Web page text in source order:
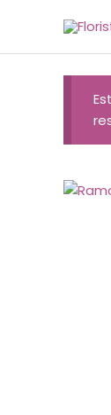
contenido